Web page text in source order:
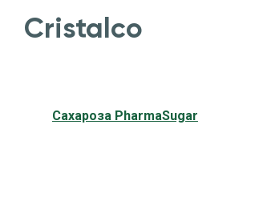
Cristalco
Сахароза PharmaSugar